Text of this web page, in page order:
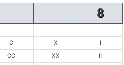
8
C X
I
CC XX
II